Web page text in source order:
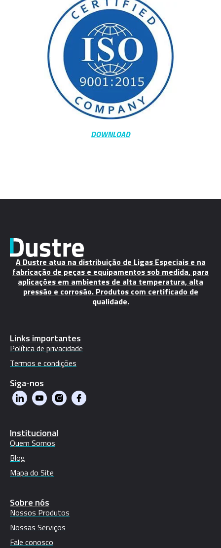
DOWNLOAD
A Dustre atua na distribuição de Ligas Especiais e na
fabricação de peças e equipamentos sob medida, para
aplicações em ambientes de alta temperatura, alta
pressão e corrosão. Produtos com certificado de
qualidade.
Links importantes
Política de privacidade
Termos e condições
Siga-nos
Institucional
Quem Somos
Blog
Mapa do Site
Sobre nós
Nossos Produtos
Nossas Serviços
Fale conosco